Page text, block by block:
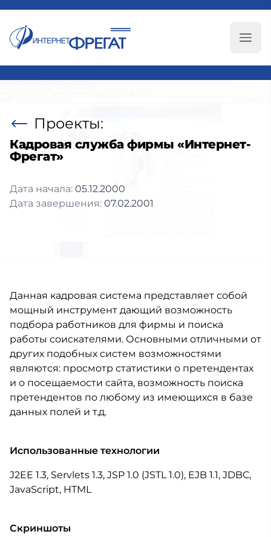
Проекты:
Кадровая служба фирмы «Интернет-
Фрегат»
Дата начала: 05.12.2000
Дата завершения: 07.02.2001
Данная кадровая система представляет собой
мощный инструмент дающий возможность
подбора работников для фирмы и поиска
работы соискателями. Основными отличными от
других подобных систем возможностями
являются: просмотр статистики о претендентах
и о посещаемости сайта, возможность поиска
претендентов по любому из имеющихся в базе
данных полей и т.д.
Использованные технологии
J2EE 1.3, Servlets 1.3, JSP 1.0 (JSTL 1.0), EJB 1.1, JDBC,
JavaScript, HTML
Скриншоты